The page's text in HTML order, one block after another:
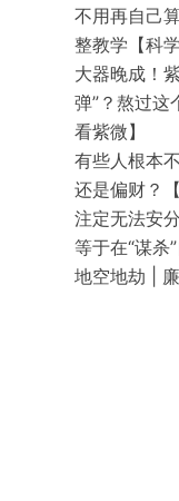
不用再自己
整教学【科
大器晚成！
弹”？熬过这
看紫微】
有些人根本
还是偏财？
注定无法安
等于在“谋杀
地空地劫 |